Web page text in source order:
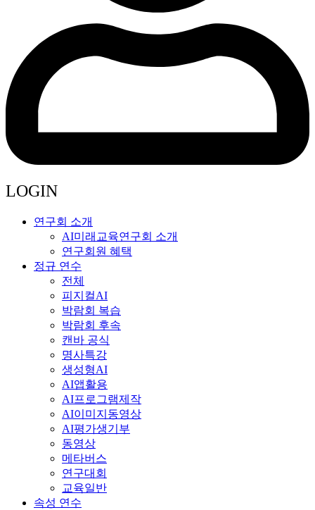
LOGIN
연구회 소개
AI미래교육연구회 소개
연구회원 혜택
정규 연수
전체
피지컬AI
박람회 복습
박람회 후속
캔바 공식
명사특강
생성형AI
AI앱활용
AI프로그램제작
AI이미지동영상
AI평가생기부
동영상
메타버스
연구대회
교육일반
속성 연수